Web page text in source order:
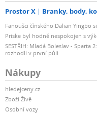
Prostor X Branky, body,
Fanoušci čínského Dalian Yingbo
Priske byl hodně nespokojen s
SESTŘIH: Mladá Boleslav - Sparta
rozhodli v první půli
Nákupy
hledejceny.cz
Zboží Živě
Osobní vozy